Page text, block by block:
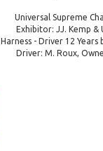
Universal Supreme
Exhibitor: JJ. Kemp &
Harness - Driver 12 Years
Driver: M. Roux,